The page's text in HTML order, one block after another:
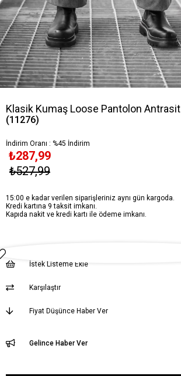
Klasik Kumaş Loose Pantolon Antrasit
(11276)
İndirim Oranı : %45 İndirim
₺527,99
₺287,99
15:00 e kadar verilen siparişleriniz aynı gün kargoda.
Kredi kartına 9 taksit imkanı.
Kapıda nakit ve kredi kartı ile ödeme imkanı.
İstek Listeme Ekle
Karşılaştır
Fiyat Düşünce Haber Ver
Gelince Haber Ver